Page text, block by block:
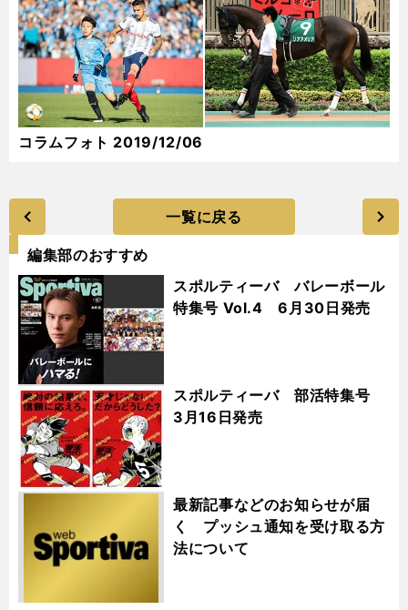
コラムフォト 2019/12/06
一覧に戻る
編集部のおすすめ
スポルティーバ バレーボール
特集号 Vol.4 6月30日発売
スポルティーバ 部活特集号
3月16日発売
最新記事などのお知らせが届
く プッシュ通知を受け取る方
法について